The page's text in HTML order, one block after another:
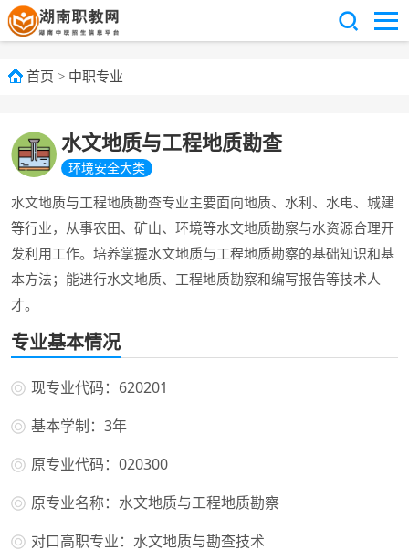
首页 > 中职专业
水文地质与工程地质勘查
环境安全大类
水文地质与工程地质勘查专业主要面向地质、水利、水电、城建
等行业，从事农田、矿山、环境等水文地质勘察与水资源合理开
发利用工作。培养掌握水文地质与工程地质勘察的基础知识和基
本方法；能进行水文地质、工程地质勘察和编写报告等技术人
才。
专业基本情况
现专业代码：620201
基本学制：3年
原专业代码：020300
原专业名称：水文地质与工程地质勘察
对口高职专业：水文地质与勘查技术